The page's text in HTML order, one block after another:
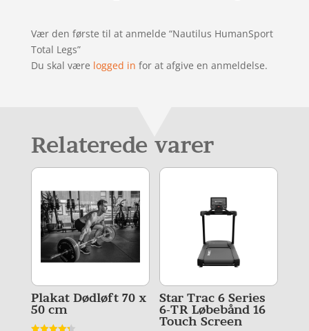
Vær den første til at anmelde “Nautilus HumanSport
Total Legs”
Du skal være logged in for at afgive en anmeldelse.
Relaterede varer
Plakat Dødløft 70 x
50 cm
Star Trac 6 Series
6-TR Løbebånd 16
Touch Screen